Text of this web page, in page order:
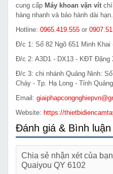
cung cấp Máy khoan vặn vít
hàng nhanh và bảo hành dài hạn.
Hotline: 0965.419.555 or
Đ/c 1: Số 82 Ngõ 651 Minh Khai
Đ/c 2: A3D1 - DX13 - KĐT Đặng
Đ/c 3: chi nhánh Quảng Ninh:
Cháy - Tp. Hạ Long - Tỉnh
Email:
Website: https://
Đánh giá & Bình luận
Chia sẻ nhận xét của
Quaiyou QY 6102